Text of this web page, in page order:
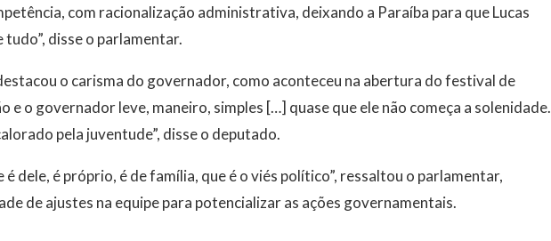
com racionalização administrativa, deixando a Paraíba para que Lucas
disse o parlamentar.
o carisma do governador, como aconteceu na abertura do festival de
e o governador leve, maneiro, simples […] quase que ele não começa a solenidade.
pela juventude”, disse o deputado.
é dele, é próprio, é de família, que é o viés político”, ressaltou o parlamentar,
de ajustes na equipe para potencializar as ações governamentais.